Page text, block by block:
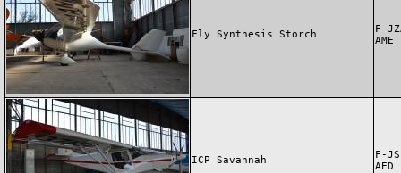
Fly Synthesis Storch
F-
AME
ICP Savannah
F-
AED